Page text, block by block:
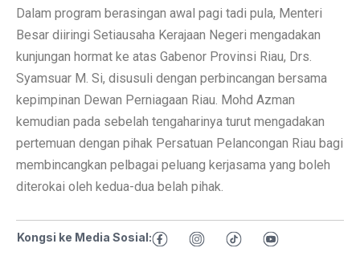
Dalam program berasingan awal pagi tadi pula, Menteri
Besar diiringi Setiausaha Kerajaan Negeri mengadakan
kunjungan hormat ke atas Gabenor Provinsi Riau, Drs.
Syamsuar M. Si, disusuli dengan perbincangan bersama
kepimpinan Dewan Perniagaan Riau. Mohd Azman
kemudian pada sebelah tengaharinya turut mengadakan
pertemuan dengan pihak Persatuan Pelancongan Riau bagi
membincangkan pelbagai peluang kerjasama yang boleh
diterokai oleh kedua-dua belah pihak.
Kongsi ke Media Sosial: